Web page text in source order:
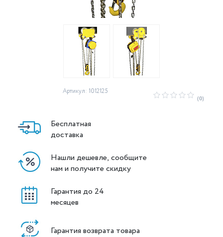
Артикул: 1012125
(0)
Бесплатная
доставка
Нашли дешевле, сообщите
нам и получите скидку
Гарантия до 24
месяцев
Гарантия возврата товара